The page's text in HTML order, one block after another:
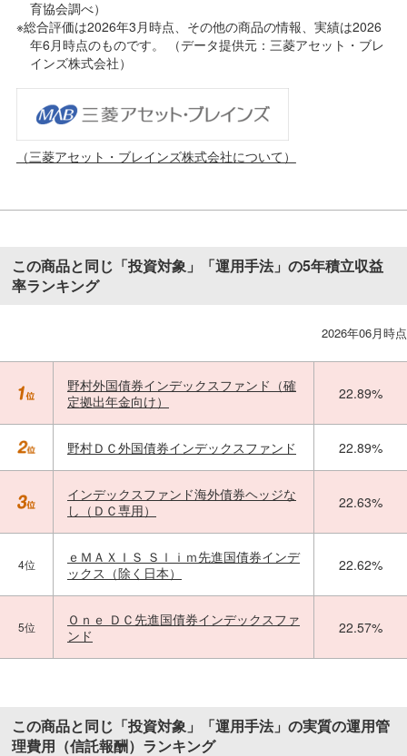
育協会調べ）
※総合評価は2026年3月時点、その他の商品の情報、実績は2026
年6月時点のものです。 （データ提供元：三菱アセット・ブレ
インズ株式会社）
（三菱アセット・ブレインズ株式会社について）
この商品と同じ「投資対象」「運用手法」の5年積立収益
率ランキング
2026年06月時点
野村外国債券インデックスファンド（確
定拠出年金向け）
22.89%
野村ＤＣ外国債券インデックスファンド 22.89%
インデックスファンド海外債券ヘッジな
し（ＤＣ専用）
22.63%
4位
ｅＭＡＸＩＳ Ｓｌｉｍ先進国債券インデ
ックス（除く日本）
22.62%
5位
Ｏｎｅ ＤＣ先進国債券インデックスファ
ンド
22.57%
この商品と同じ「投資対象」「運用手法」の実質の運用管
理費用（信託報酬）ランキング